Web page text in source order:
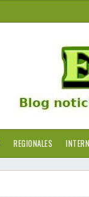
REGIONALES